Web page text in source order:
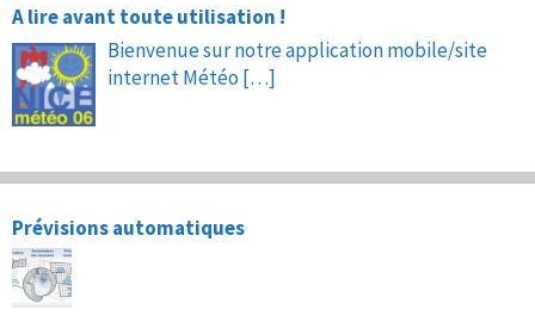
A lire avant toute utilisation !
Bienvenue sur notre application mobile/site
internet Météo […]
Prévisions automatiques